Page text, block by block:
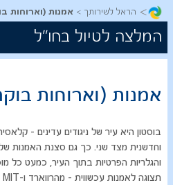
> הראל לשירותך אמנות (וארוחות
המלצה לטיול בחו"ל
אמנות (וארוחות
​בוסטון היא עיר של ניגודים עדינים -
וחדשנית מצד שני. כך גם סצנת האמנות
והגלריות הפרטיות בתוך העיר, כמעט כל